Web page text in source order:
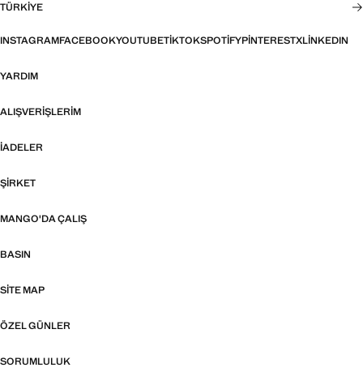
TÜRKIYE
INSTAGRAMFACEBOOKYOUTUBETIKTOKSPOTIFYPINTERESTXLINKEDIN
YARDIM
ALIŞVERIŞLERIM
İADELER
ŞIRKET
MANGO'DA ÇALIŞ
BASIN
SITE MAP
ÖZEL GÜNLER
SORUMLULUK